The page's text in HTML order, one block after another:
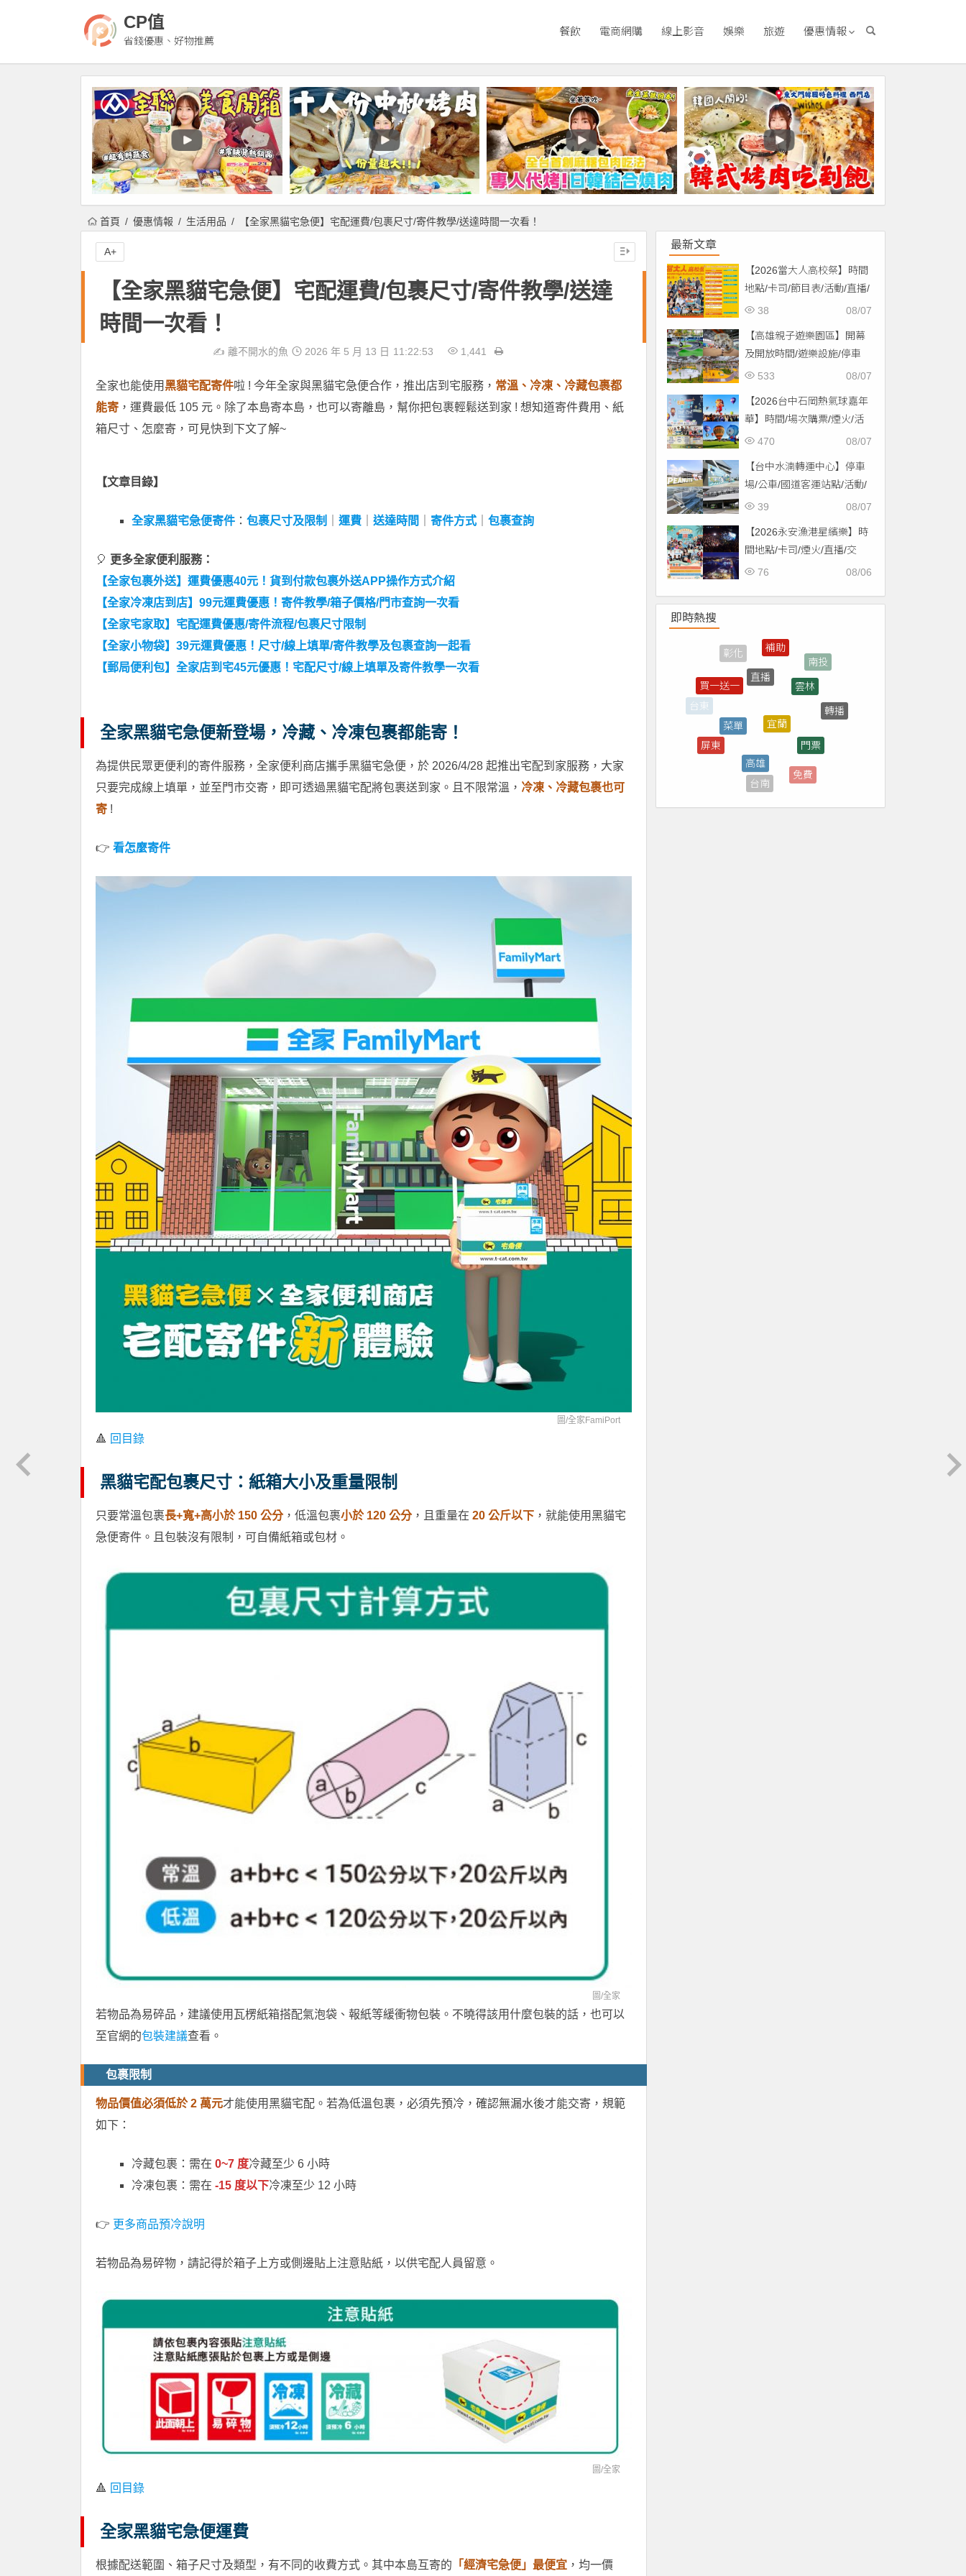
CP值
省錢優惠、好物推薦
餐飲 電商網購 線上影音 娛樂 旅遊 優惠情報
首頁 優惠情報 生活用品 【全家黑貓宅急便】宅配運費/包裹尺寸/寄件教學/送達時間一次看！
【全家黑貓宅急便】宅配運費/包裹尺寸/寄件教學/送達
時間一次看！
✍️離不開水的魚 2026 年 5 月 13 日 11:22:53 1,441
全家也能使用黑貓宅配寄件啦 ! 今年全家與黑貓宅急便合作，推出店到宅服務， 常溫、冷凍、冷藏包裹都
能寄 ，運費最低 105 元。除了本島寄本島，也可以寄離島，幫你把包裹輕鬆送到家 ! 想知道寄件費用、紙
箱尺寸、怎麼寄，可見快到下文了解~
【文章目錄】
全家黑貓宅急便寄件 ： 包裹尺寸及限制 運費 送達時間 寄件方式 包裹查詢
🎈 更多全家便利服務：
【全家包裹外送】運費優惠40元！貨到付款包裹外送APP操作方式介紹
【全家冷凍店到店】99元運費優惠！寄件教學/箱子價格/門市查詢一次看
【全家宅家取】宅配運費優惠/寄件流程/包裹尺寸限制
【全家小物袋】39元運費優惠！尺寸/線上填單/寄件教學及包裹查詢一起看
【郵局便利包】全家店到宅45元優惠！宅配尺寸/線上填單及寄件教學一次看
全家黑貓宅急便新登場，冷藏、冷凍包裹都能寄！
為提供民眾更便利的寄件服務，全家便利商店攜手黑貓宅急便，於 2026/4/28 起推出宅配到家服務，大家
只要完成線上填單，並至門市交寄，即可透過黑貓宅配將包裹送到家。且不限常溫， 冷凍、冷藏包裹也可
寄 !
👉 看怎麼寄件
圖/全家FamiPort
🔺 回目錄
黑貓宅配包裹尺寸：紙箱大小及重量限制
只要常溫包裹長+寬+高小於 150 公分，低溫包裹小於 120 公分，且重量在 20 公斤以下 ，就能使用黑貓宅
急便寄件。且包裝沒有限制，可自備紙箱或包材。
圖/全家
若物品為易碎品，建議使用瓦楞紙箱搭配氣泡袋、報紙等緩衝物包裝。不曉得該用什麼包裝的話，也可以
至官網的包裝建議查看。
包裹限制
物品價值必須低於 2 萬元才能使用黑貓宅配。若為低溫包裹，必須先預冷，確認無漏水後才能交寄，規範
如下：
冷藏包裹：需在 0~7 度冷藏至少 6 小時
冷凍包裹：需在 -15 度以下冷凍至少 12 小時
👉 更多商品預冷說明
若物品為易碎物，請記得於箱子上方或側邊貼上注意貼紙，以供宅配人員留意。
圖/全家
🔺 回目錄
全家黑貓宅急便運費
根據配送範圍、箱子尺寸及類型，有不同的收費方式。其中本島互寄的 「經濟宅急便」最便宜 ，均一價
A+
最新文章
【2026當大人高校祭】時間
地點/卡司/節目表/活動/直播/
交通，免費入場！
08/07
38
【高雄親子遊樂園區】開幕
及開放時間/遊樂設施/停車
場/交通一次看！
08/07
533
【2026台中石岡熱氣球嘉年
華】時間/場次購票/煙火/活
動/交通，土牛運動公園登08/07
470
【台中水湳轉運中心】停車
場/公車/國道客運站點/活動/
交通，啟用免費停車！ 08/07
39
【2026永安漁港星繽樂】時
間地點/卡司/煙火/直播/交
通，免費入場！
08/06
76
即時熱搜
台東
直播
雲林
停車場
花蓮
7-ELEVEN
菜單
宜蘭
免費
台南